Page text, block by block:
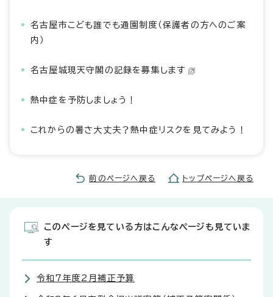
名古屋市こども誰でも通園制度（保護者の方へのご案
内）
名古屋城現天守閣の記録を募集します
熱中症を予防しましょう！
これからの暑さ大丈夫？熱中症リスクを見てみよう！
前のページへ戻る トップページへ戻る
このページを見ている方はこんなページも見ていま
す
令和7年度2月補正予算